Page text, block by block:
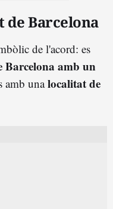
Barcelona
de l'acord: es
amb un
amb unalocalitat de